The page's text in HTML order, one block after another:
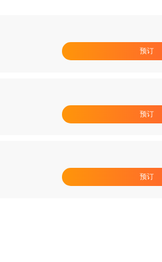
预订
预订
预订